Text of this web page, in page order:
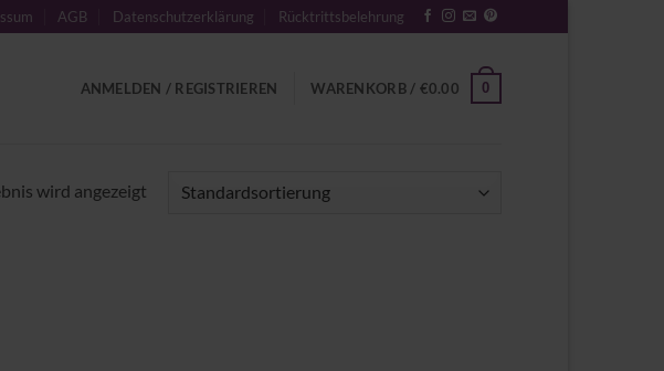
AGB Datenschutzerklärung Rücktrittsbelehrung
ANMELDEN / REGISTRIEREN WARENKORB / €0.00 0
wird angezeigt